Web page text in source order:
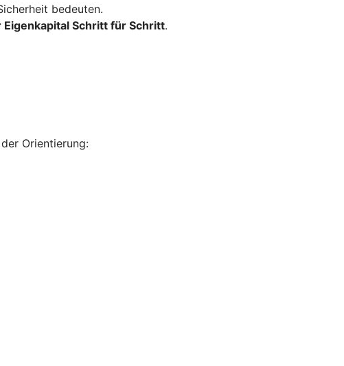
bedeuten.
Eigenkapital Schritt für Schritt.
Orientierung: